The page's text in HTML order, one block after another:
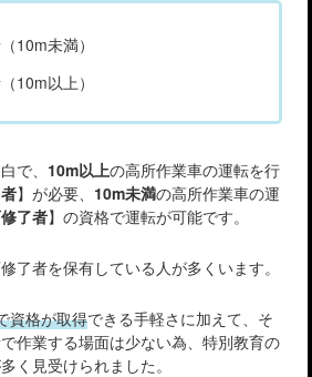
10m未満）
10m以上）
で、 10m以上の高所作業車の運転を行
】が必要、 10m未満の高所作業車の運
了者】の資格で運転が可能です。
了者を保有している人が多くいます。
資格が取得できる手軽さに加えて、そ
作業する場面は少ない為、特別教育の
く見受けられました。